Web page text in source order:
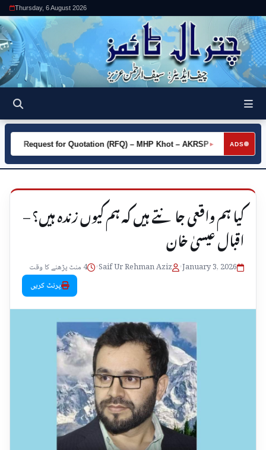
Thursday, 6 August 2026
ADS
►
Request for Quotation (RFQ) – MHP Khot – AKRSP Request
کیا ہم واقعی جانتے ہیں کہ ہم کیوں زندہ ہیں؟ –
اقبال عیسیٰ خان
January 3, 2026
•
Saif Ur Rehman Aziz
•
4 منٹ پڑھنے کا وقت
پرنٹ کریں